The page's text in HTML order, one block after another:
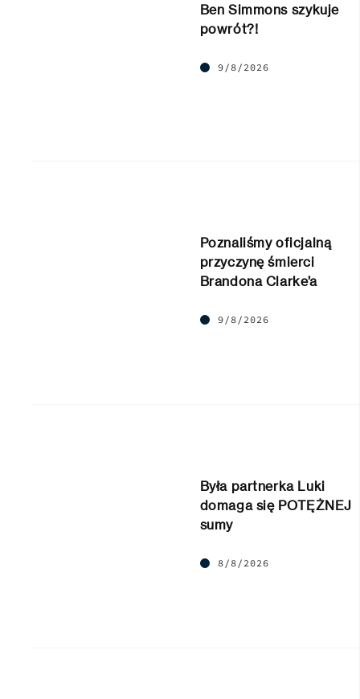
Ben Simmons szykuje
powrót?!
9/8/2026
Poznaliśmy oficjalną
przyczynę śmierci
Brandona Clarke’a
9/8/2026
Była partnerka Luki
domaga się POTĘŻNEJ
sumy
8/8/2026